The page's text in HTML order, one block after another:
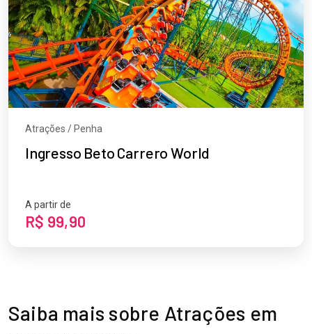
Atrações / Penha
Ingresso Beto Carrero World
A partir de
R$ 99,90
Saiba mais sobre Atrações em